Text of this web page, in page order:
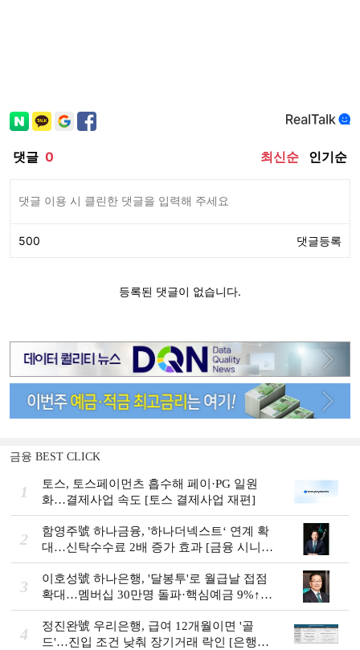
금융 BEST CLICK
1
토스, 토스페이먼츠 흡수해 페이·PG 일원
화…결제사업 속도 [토스 결제사업 재편]
2
함영주號 하나금융, '하나더넥스트‘ 연계 확
대…신탁수수료 2배 증가 효과 [금융 시니어
비즈니스 돋보기]
3
이호성號 하나은행, '달봉투'로 월급날 접점
확대…멤버십 30만명 돌파·핵심예금 9%↑
[은행권 머니무브 대응 전략]
4
정진완號 우리은행, 급여 12개월이면 '골
드'…진입 조건 낮춰 장기거래 락인 [은행권